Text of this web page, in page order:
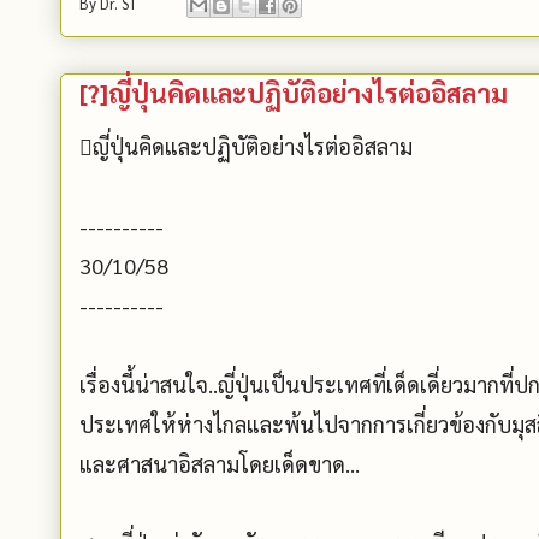
[?]ญี่ปุ่นคิดและปฏิบัติอย่างไรต่ออิสลาม
󾓥ญี่ปุ่นคิดและปฏิบัติอย่างไรต่ออิสลาม
----------
30/10/58
----------
เรื่องนี้น่าสนใจ..ญี่ปุ่นเป็นประเทศที่เด็ดเดี่ยวมากที่ป
ประเทศให้ห่างไกลและพ้นไปจากการเกี่ยวข้องกับมุ
และศาสนาอิสลามโดยเด็ดขาด...